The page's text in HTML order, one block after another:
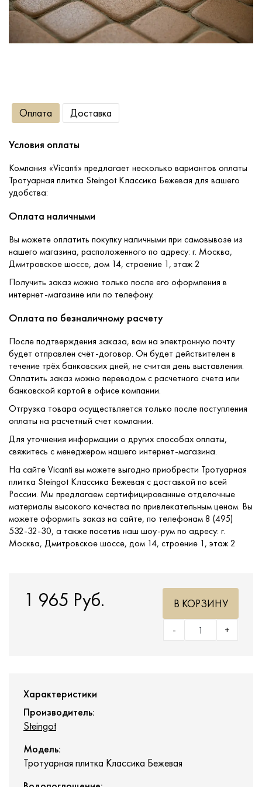
Сопутствующие товары
Услуги
Портфолио
Доставка
Оплата Доставка
Условия оплаты
Компания «Vicanti» предлагает несколько вариантов оплаты
Тротуарная плитка Steingot Классика Бежевая для вашего
удобства:
Оплата наличными
Вы можете оплатить покупку наличными при самовывозе из
нашего магазина, расположенного по адресу: г. Москва,
Дмитровское шоссе, дом 14, строение 1, этаж 2
Получить заказ можно только после его оформления в
интернет-магазине или по телефону.
Оплата по безналичному расчету
После подтверждения заказа, вам на электронную почту
будет отправлен счёт-договор. Он будет действителен в
течение трёх банковских дней, не считая день выставления.
Оплатить заказ можно переводом с расчетного счета или
банковской картой в офисе компании.
Отгрузка товара осуществляется только после поступления
оплаты на расчетный счет компании.
Для уточнения информации о других способах оплаты,
свяжитесь с менеджером нашего интернет-магазина.
На сайте Vicanti вы можете выгодно приобрести Тротуарная
плитка Steingot Классика Бежевая с доставкой по всей
России. Мы предлагаем сертифицированные отделочные
материалы высокого качества по привлекательным ценам. Вы
можете оформить заказ на сайте, по телефонам 8 (495)
532-32-30, а также посетив наш шоу-рум по адресу: г.
Москва, Дмитровское шоссе, дом 14, строение 1, этаж 2
1 965 Руб.
+
-
В КОРЗИНУ
Характеристики
Производитель:
Steingot
Модель:
Тротуарная плитка Классика Бежевая